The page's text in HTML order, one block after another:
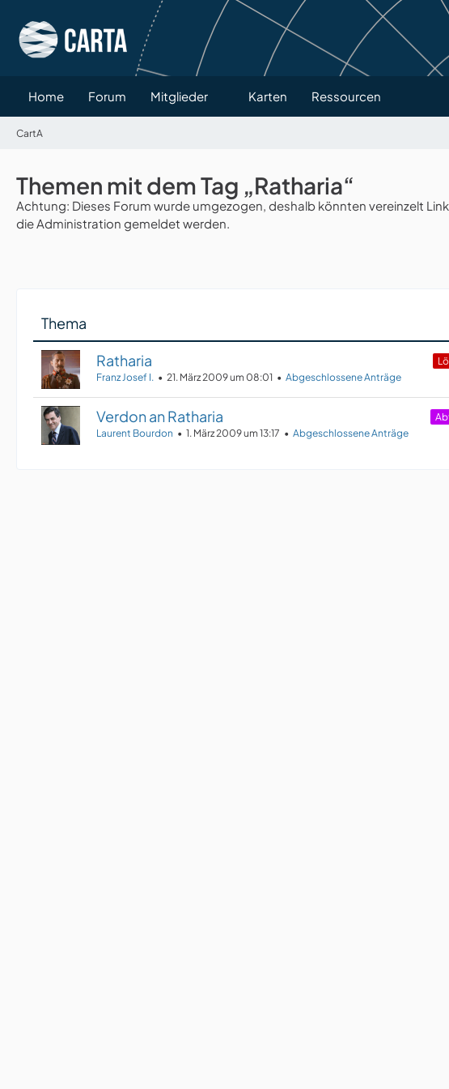
Home Forum Mitglieder Karten Ressourcen
CartA
Themen mit dem Tag „Ratharia“
Achtung: Dieses Forum wurde umgezogen, deshalb könnten vereinzelt
die Administration gemeldet werden.
Thema
Ratharia
Franz Josef I. 21. März 2009 um 08:01 Abgeschlossene Anträge
Verdon an Ratharia
Laurent Bourdon 1. März 2009 um 13:17 Abgeschlossene Anträge